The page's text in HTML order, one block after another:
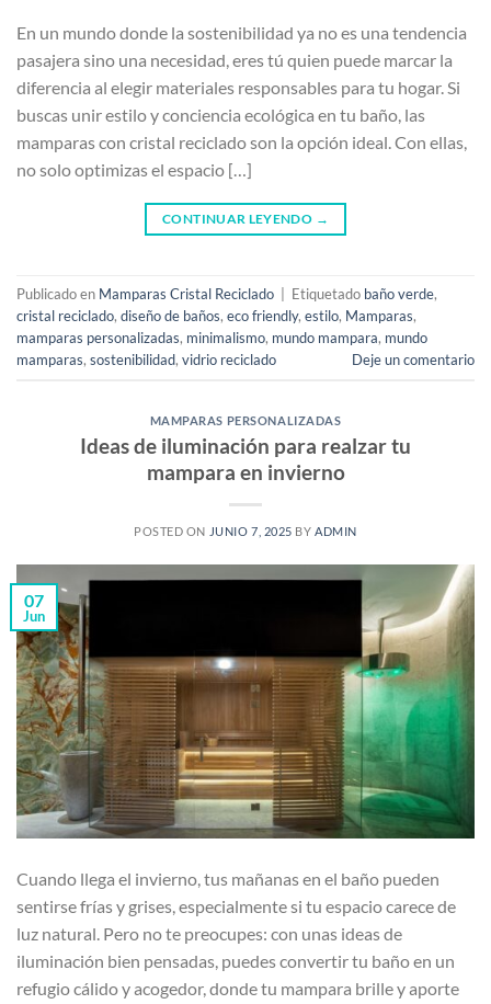
En un mundo donde la sostenibilidad ya no es una tendencia
pasajera sino una necesidad, eres tú quien puede marcar la
diferencia al elegir materiales responsables para tu hogar. Si
buscas unir estilo y conciencia ecológica en tu baño, las
mamparas con cristal reciclado son la opción ideal. Con ellas,
no solo optimizas el espacio […]
CONTINUAR LEYENDO →
Publicado en Mamparas Cristal Reciclado Etiquetado baño verde,
cristal reciclado, diseño de baños, eco friendly, estilo, Mamparas,
mamparas personalizadas, minimalismo, mundo mampara, mundo
mamparas, sostenibilidad, vidrio reciclado Deje un comentario
MAMPARAS PERSONALIZADAS
Ideas de iluminación para realzar tu
mampara en invierno
POSTED ON JUNIO 7, 2025 BY ADMIN
07
Jun
Cuando llega el invierno, tus mañanas en el baño pueden
sentirse frías y grises, especialmente si tu espacio carece de
luz natural. Pero no te preocupes: con unas ideas de
iluminación bien pensadas, puedes convertir tu baño en un
refugio cálido y acogedor, donde tu mampara brille y aporte